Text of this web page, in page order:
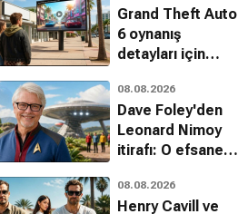
Grand Theft Auto
6 oynanış
detayları için
ortaklık
08.08.2026
Dave Foley'den
Leonard Nimoy
itirafı: O efsanevi
unutamadı
08.08.2026
Henry Cavill ve